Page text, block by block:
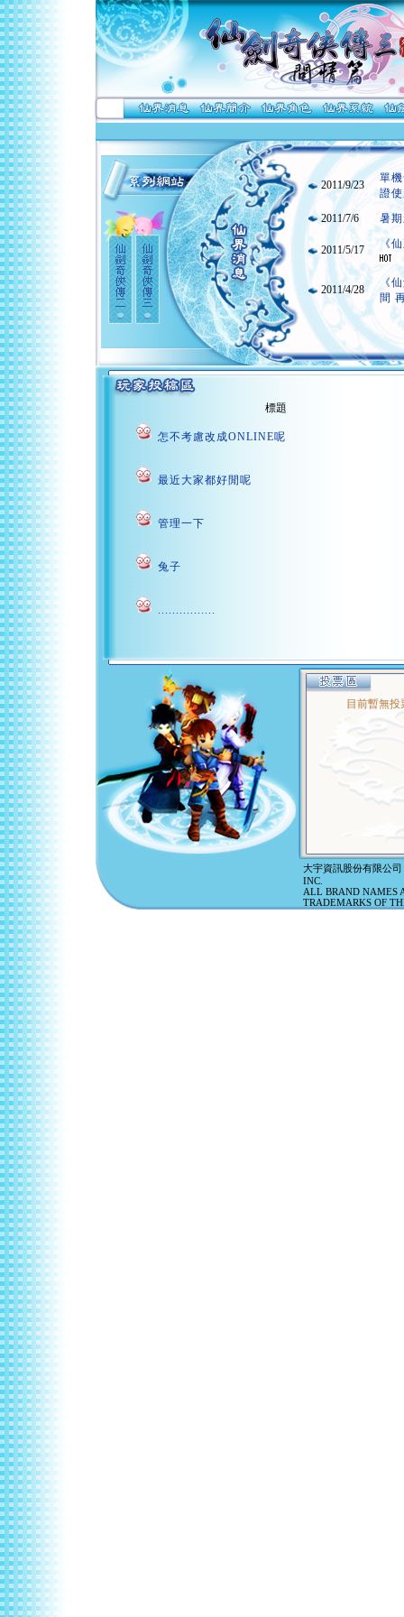
2011/9/23
單
證
2011/7/6
暑
2011/5/17 《
2011/4/28
《
間
標題
怎不考慮改成ONLINE呢
最近大家都好閒呢
管理一下
兔子
................
目前暫無投
大宇資訊股份有限公
INC.
ALL BRAND NAMES
TRADEMARKS OF